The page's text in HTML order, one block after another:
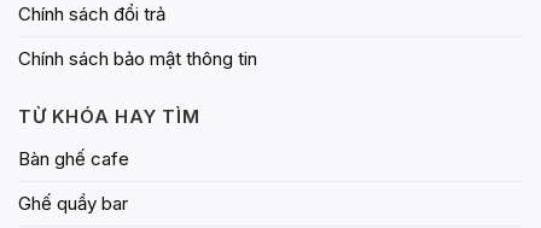
Chính sách đổi trả
Chính sách bảo mật thông tin
TỪ KHÓA HAY TÌM
Bàn ghế cafe
Ghế quầy bar